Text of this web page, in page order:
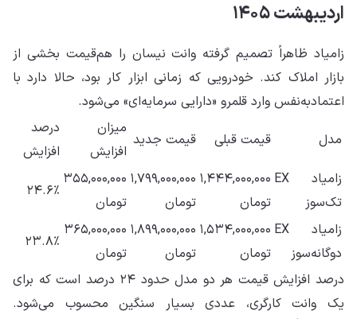
اردیبهشت ۱۴۰۵
زامیاد ظاهراً تصمیم گرفته وانت نیسان را هم‌قیمت بخشی از
بازار املاک کند. خودرویی که زمانی ابزار کار بود، حالا دارد با
اعتمادبه‌نفس وارد قلمرو «دارایی سرمایه‌ای» می‌شود.
مدل
قیمت قبلی قیمت جدید
میزان
افزایش
درصد
افزایش
زامیاد EX
تک‌سوز
۱,۴۴۴,۰۰۰,۰۰۰
تومان
۱,۷۹۹,۰۰۰,۰۰۰
تومان
۳۵۵,۰۰۰,۰۰۰
تومان
۲۴.۶٪
زامیاد EX
دوگانه‌سوز
۱,۵۳۴,۰۰۰,۰۰۰
تومان
۱,۸۹۹,۰۰۰,۰۰۰
تومان
۳۶۵,۰۰۰,۰۰۰
تومان
۲۳.۸٪
درصد افزایش قیمت هر دو مدل حدود ۲۴ درصد است که برای
یک وانت کارگری، عددی بسیار سنگین محسوب می‌شود.